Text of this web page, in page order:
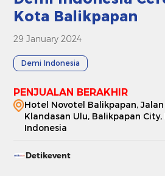
Kota Balikpapan
29 January 2024
Demi Indonesia
PENJUALAN BERAKHIR
Hotel Novotel Balikpapan,
Klandasan Ulu, Balikpapan
Indonesia
Detikevent